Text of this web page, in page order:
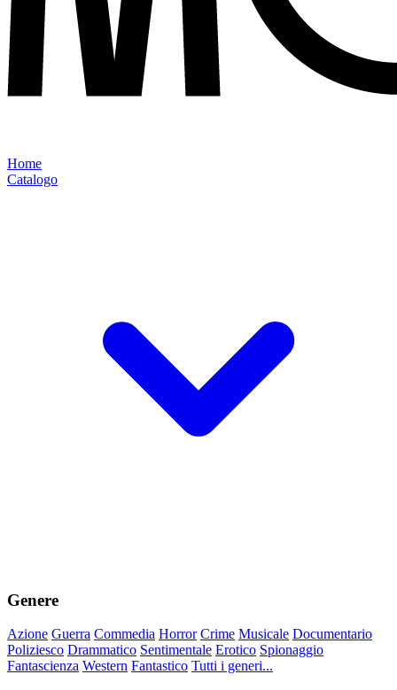
Home
Catalogo
Genere
Azione Guerra Commedia Horror Crime Musicale Documentario
Poliziesco Drammatico Sentimentale Erotico Spionaggio
Fantascienza Western Fantastico Tutti i generi...